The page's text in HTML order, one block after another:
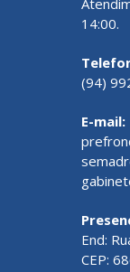
14:00.
(94)
E-mail:
End:
CEP: